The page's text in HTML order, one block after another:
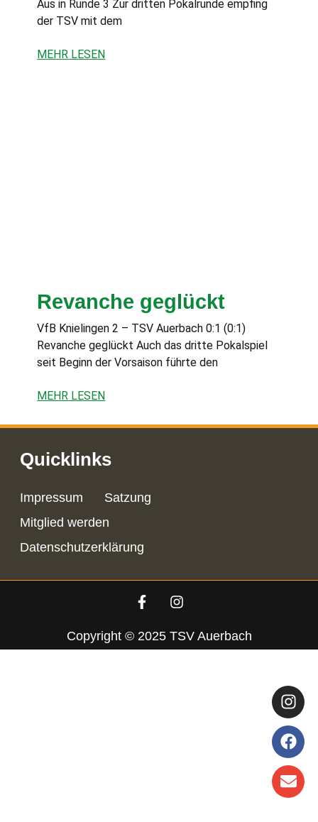
Aus in Runde 3 Zur dritten Pokalrunde empfing
der TSV mit dem
MEHR LESEN
Revanche geglückt
VfB Knielingen 2 – TSV Auerbach 0:1 (0:1)
Revanche geglückt Auch das dritte Pokalspiel
seit Beginn der Vorsaison führte den
MEHR LESEN
Quicklinks
Impressum
Satzung
Mitglied werden
Datenschutzerklärung
Copyright © 2025 TSV Auerbach